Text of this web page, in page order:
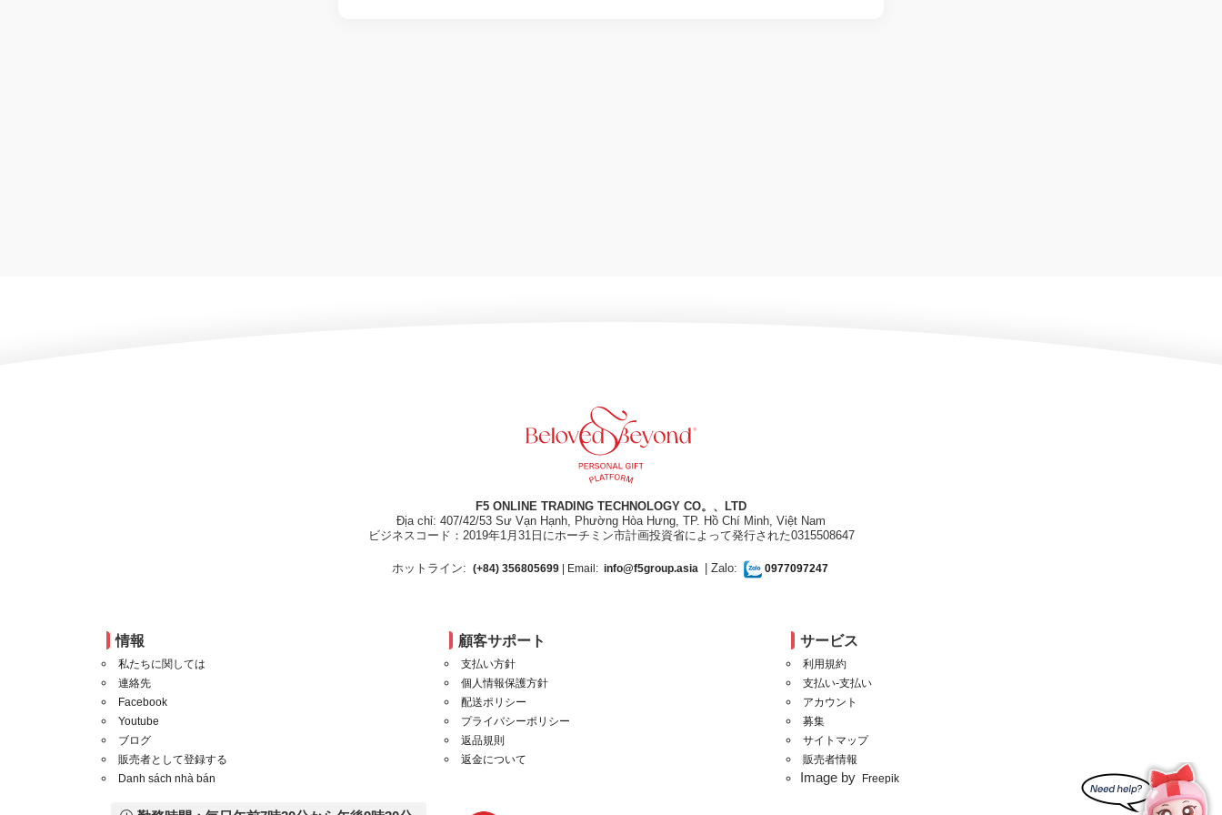
F5 ONLINE TRADING TECHNOLOGY CO。、LTD
Địa chỉ: 407/42/53 Sư Vạn Hạnh, Phường Hòa Hưng, TP. Hồ Chí Minh, Việt Nam
ビジネスコード：2019年1月31日にホーチミン市計画投資省によって発行された0315508647
ホットライン: (+84) 356805699| Email: info@f5group.asia | Zalo: 0977097247
情報
私たちに関しては
連絡先
Facebook
Youtube
ブログ
販売者として登録する
Danh sách nhà bán
顧客サポート
支払い方針
個人情報保護方針
配送ポリシー
プライバシーポリシー
返品規則
返金について
サービス
利用規約
支払い-支払い
アカウント
募集
サイトマップ
販売者情報
Image by Freepik